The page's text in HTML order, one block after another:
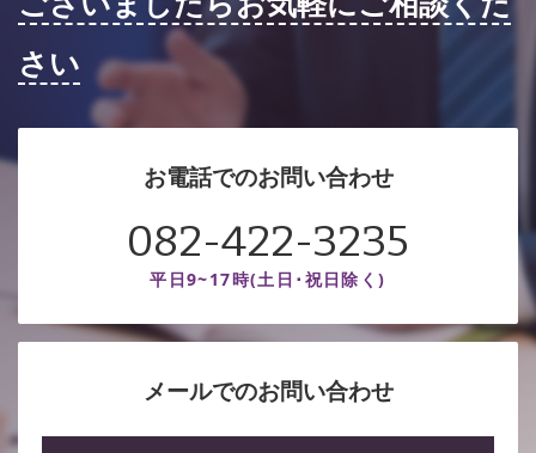
さい
お電話でのお問い合わせ
082-422-3235
平日9~17時(土日･祝日除く)
メールでのお問い合わせ